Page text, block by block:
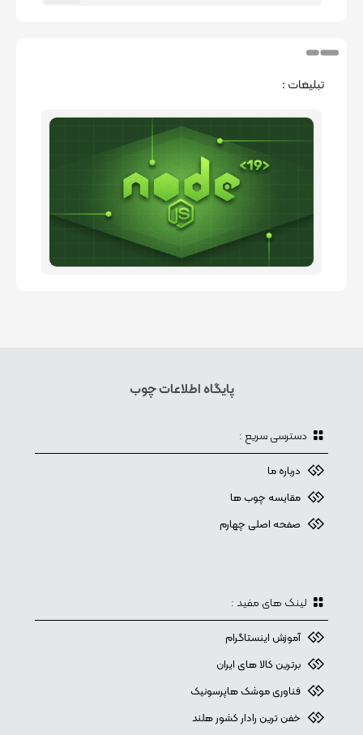
تبلیغات :
پایگاه اطلاعات چوب
دسترسی سریع :
درباره ما
مقایسه چوب ها
صفحه اصلی چهارم
لینک های مفید :
آموزش اینستاگرام
برترین کالا های ایران
فناوری موشک هاپرسونیک
خفن ترین رادار کشور هلند